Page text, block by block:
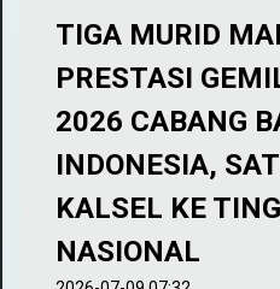
TIGA MURID
PRESTASI
2026 CABANG
INDONESIA,
KALSEL KE
NASIONAL